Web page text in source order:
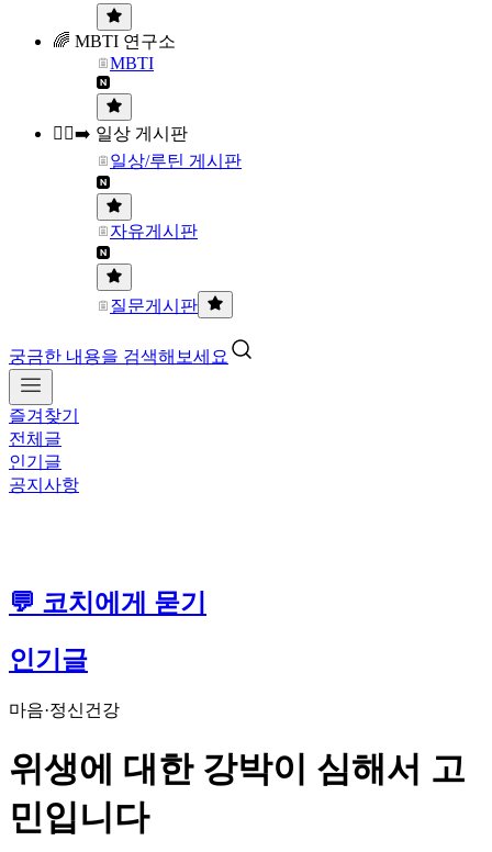
🌈 MBTI 연구소
MBTI
🏃‍♀️‍➡️ 일상 게시판
일상/루틴 게시판
자유게시판
질문게시판
궁금한 내용을 검색해보세요
즐겨찾기
전체글
인기글
공지사항
💬 코치에게 묻기
인기글
마음·정신건강
위생에 대한 강박이 심해서 고
민입니다